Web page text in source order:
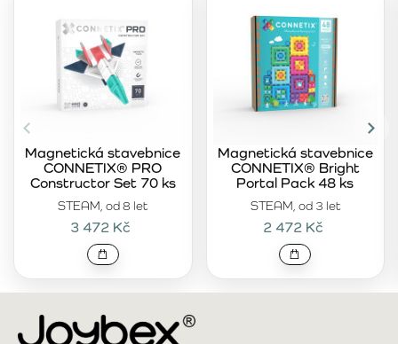
STEAM, od 8 let
Magnetická stavebnice
CONNETIX® PRO
Constructor Set 70 ks
3 472 Kč
STEAM, od 3 let
Magnetická stavebnice
CONNETIX® Bright
Portal Pack 48 ks
2 472 Kč